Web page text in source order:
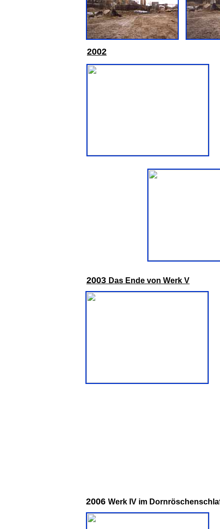
2002
2003 Das Ende von Werk V
2006 Werk IV im